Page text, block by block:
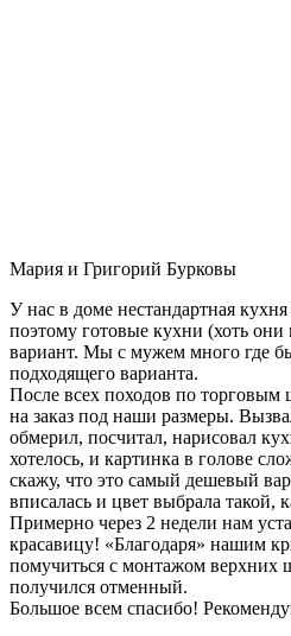
Мария и Григорий Бурковы
У нас в доме нестандартная
поэтому готовые кухни (хоть
вариант. Мы с мужем много где
подходящего варианта.
После всех походов по
на заказ под наши размеры.
обмерил, посчитал, нарисовал
хотелось, и картинка в голове
скажу, что это самый дешевый
вписалась и цвет выбрала такой,
Примерно через 2 недели нам
красавицу! «Благодаря» нашим
помучиться с монтажом верхних
получился отменный.
Большое всем спасибо!